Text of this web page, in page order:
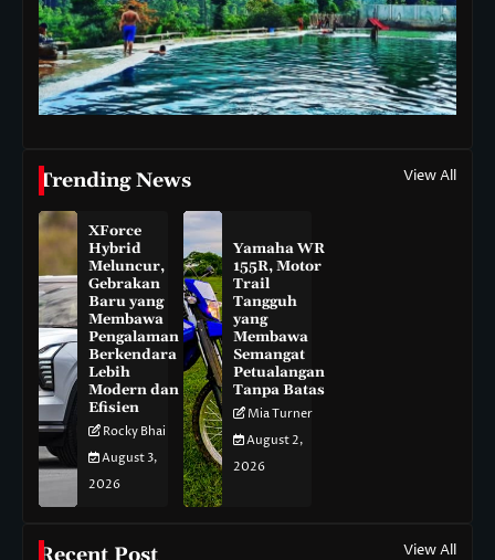
Trending News View All
XForce
Hybrid
Meluncur,
Gebrakan
Baru yang
Membawa
Pengalaman
Berkendara
Lebih
Modern dan
Efisien
Rocky Bhai
August 3,
2026
Yamaha WR
155R, Motor
Trail
Tangguh
yang
Membawa
Semangat
Petualangan
Tanpa Batas
Mia Turner
August 2,
2026
View All